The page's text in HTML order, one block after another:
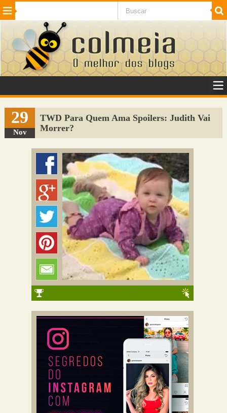
Beleza Cinema e TV
Internet Jogos NotÃ­cias SaÃºde
VeÃ­culos Adulto
Sugerir Link
Adicionar Blog
Colmeia Exchange
Perguntas Frequentes
29
Nov
TWD Para Quem Ama Spoilers: Judith Vai
Morrer?